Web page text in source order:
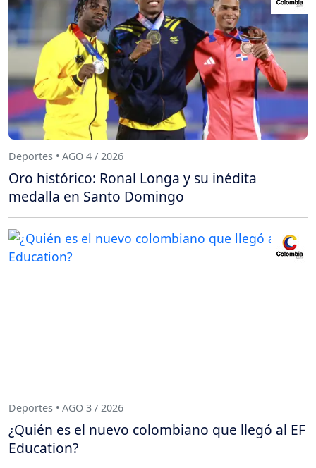
Deportes • AGO 4 / 2026
Oro histórico: Ronal Longa y su inédita
medalla en Santo Domingo
Deportes • AGO 3 / 2026
¿Quién es el nuevo colombiano que llegó al EF
Education?